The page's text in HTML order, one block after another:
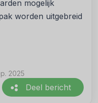
mogelijk
worden uitgebreid
2025
Deel bericht